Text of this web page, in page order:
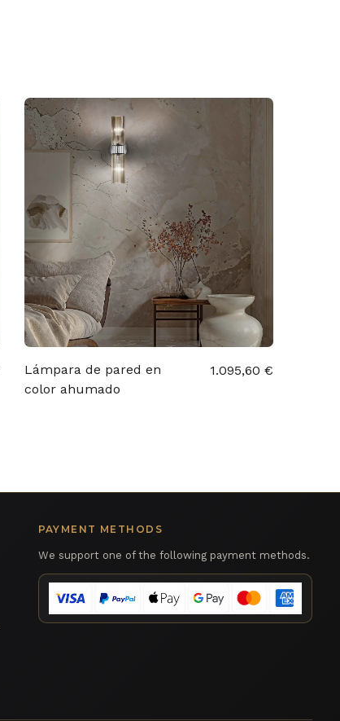
Lámpara de pared en
color ahumado
1.095,60 €
PAYMENT METHODS
We support one of the following payment methods.